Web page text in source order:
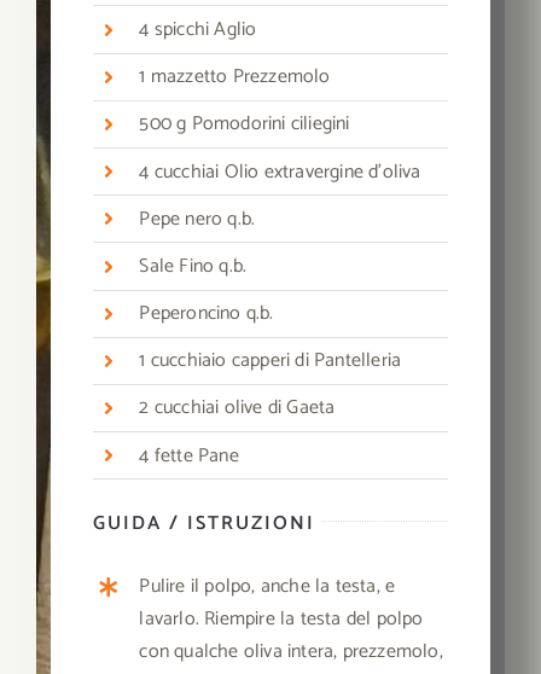
4 spicchi Aglio
1 mazzetto Prezzemolo
500 g Pomodorini ciliegini
4 cucchiai Olio extravergine d’oliva
Pepe nero q.b.
Sale Fino q.b.
Peperoncino q.b.
1 cucchiaio capperi di Pantelleria
2 cucchiai olive di Gaeta
4 fette Pane
GUIDA / ISTRUZIONI
Pulire il polpo, anche la testa, e
lavarlo. Riempire la testa del polpo
con qualche oliva intera, prezzemolo,